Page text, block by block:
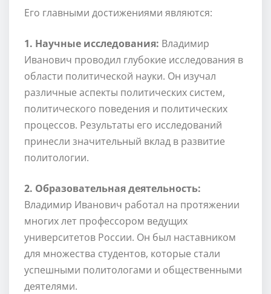
Его главными достижениями являются:
1. Научные исследования: Владимир
Иванович проводил глубокие исследования в
области политической науки. Он изучал
различные аспекты политических систем,
политического поведения и политических
процессов. Результаты его исследований
принесли значительный вклад в развитие
политологии.
2. Образовательная деятельность:
Владимир Иванович работал на протяжении
многих лет профессором ведущих
университетов России. Он был наставником
для множества студентов, которые стали
успешными политологами и общественными
деятелями.